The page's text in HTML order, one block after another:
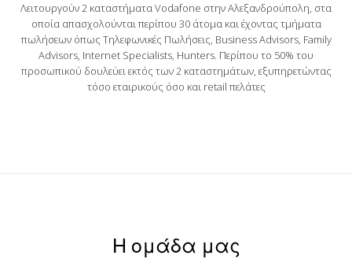
Λειτουργούν 2 καταστήματα Vodafone στην Αλεξανδρούπολη, στα
οποία απασχολούνται περίπου 30 άτομα και έχοντας τμήματα
πωλήσεων όπως Τηλεφωνικές Πωλήσεις, Business Advisors, Family
Advisors, Internet Specialists, Hunters. Περίπου το 50% του
προσωπικού δουλεύει εκτός των 2 καταστημάτων, εξυπηρετώντας
τόσο εταιρικούς όσο και retail πελάτες
Η ομάδα μας